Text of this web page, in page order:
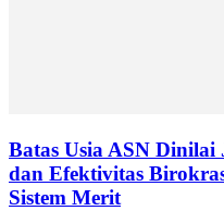
Batas Usia ASN Dinilai
dan Efektivitas
Sistem Merit